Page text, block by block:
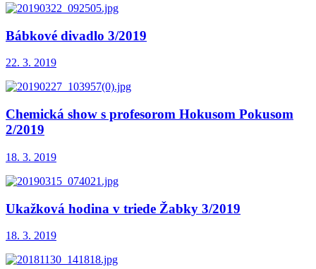
Bábkové divadlo 3/2019
22. 3. 2019
Chemická show s profesorom Hokusom Pokusom
2/2019
18. 3. 2019
Ukažková hodina v triede Žabky 3/2019
18. 3. 2019